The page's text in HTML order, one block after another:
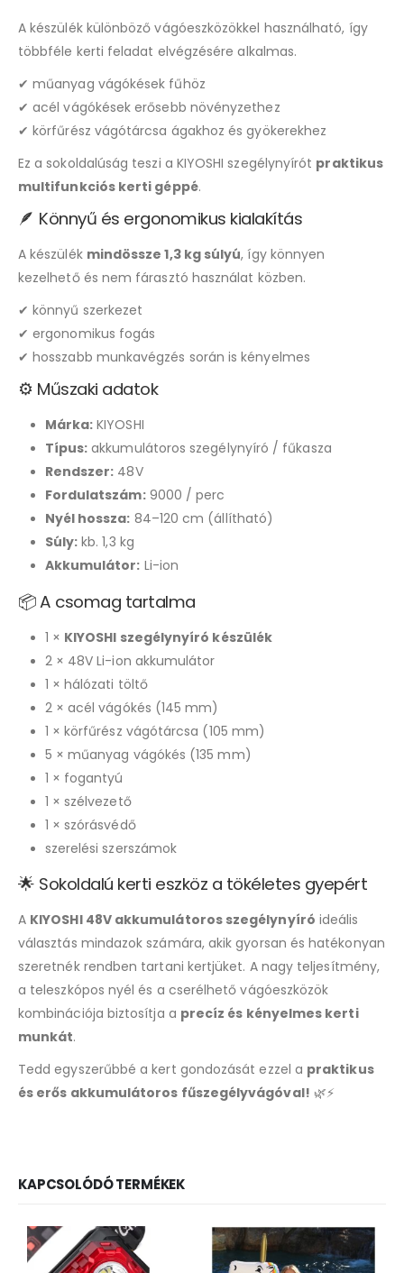
A készülék különböző vágóeszközökkel használható, így
többféle kerti feladat elvégzésére alkalmas.
✔ műanyag vágókések fűhöz
✔ acél vágókések erősebb növényzethez
✔ körfűrész vágótárcsa ágakhoz és gyökerekhez
Ez a sokoldalúság teszi a KIYOSHI szegélynyírót praktikus
multifunkciós kerti géppé.
🪶 Könnyű és ergonomikus kialakítás
A készülék mindössze 1,3 kg súlyú, így könnyen
kezelhető és nem fárasztó használat közben.
✔ könnyű szerkezet
✔ ergonomikus fogás
✔ hosszabb munkavégzés során is kényelmes
⚙️ Műszaki adatok
Márka: KIYOSHI
Típus: akkumulátoros szegélynyíró / fűkasza
Rendszer: 48V
Fordulatszám:9000 / perc
Nyél hossza: 84–120 cm (állítható)
Súly: kb. 1,3 kg
Akkumulátor: Li-ion
📦 A csomag tartalma
1 × KIYOSHI szegélynyíró készülék
2 × 48V Li-ion akkumulátor
1 × hálózati töltő
2 × acél vágókés (145 mm)
1 × körfűrész vágótárcsa (105 mm)
5 × műanyag vágókés (135 mm)
1 × fogantyú
1 × szélvezető
1 × szórásvédő
szerelési szerszámok
🌟 Sokoldalú kerti eszköz a tökéletes gyepért
A KIYOSHI 48V akkumulátoros szegélynyíró ideális
választás mindazok számára, akik gyorsan és hatékonyan
szeretnék rendben tartani kertjüket. A nagy teljesítmény,
a teleszkópos nyél és a cserélhető vágóeszközök
kombinációja biztosítja a precíz és kényelmes kerti
munkát.
Tedd egyszerűbbé a kert gondozását ezzel a praktikus
és erős akkumulátoros fűszegélyvágóval! 🌿⚡
KAPCSOLÓDÓ TERMÉKEK